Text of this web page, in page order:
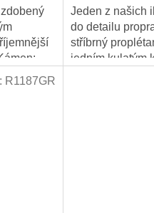
Jeden z našich
do detailu
stříbrný
jedním kulatým
Prsten je pro
R1187GR